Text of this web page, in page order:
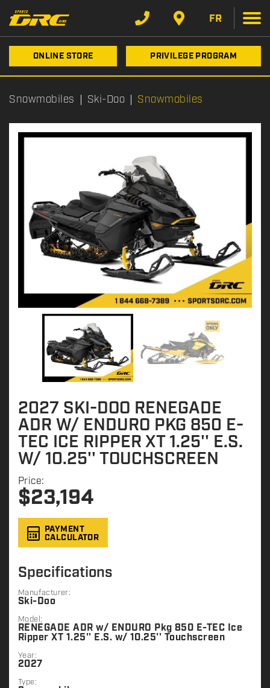
FR
ONLINE STORE PRIVILEGE PROGRAM
Snowmobiles Ski-Doo Snowmobiles
2027 SKI-DOO RENEGADE
ADR W/ ENDURO PKG 850 E-
TEC ICE RIPPER XT 1.25'' E.S.
W/ 10.25'' TOUCHSCREEN
Price:
$23,194
PAYMENT
CALCULATOR
Specifications
Manufacturer:
Ski-Doo
Model:
RENEGADE ADR w/ ENDURO Pkg 850 E-TEC Ice
Ripper XT 1.25'' E.S. w/ 10.25'' Touchscreen
Year:
2027
Type: